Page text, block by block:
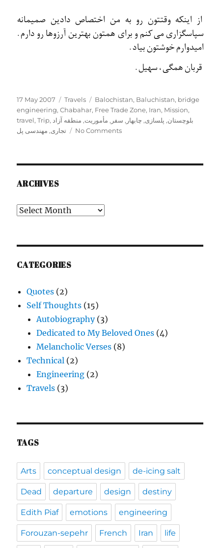
از اينکه وقتتون رو به من اختصاص دادين صميمانه
سپاسگزاری می کنم و برای همتون بهترين آرزوها رو دارم.
اميدوارم خوشتون بياد.
قربان همگی، سهيل.
Posted
on
17 May 2007 Categories
Travels Tags
Balochistan, Baluchistan, bridge
engineering,Chabahar, Free Trade Zone, Iran, Mission,
travel,Trip, بلوچستان, پلسازی, چابهار , سفر , مأموریت, منطقه آزاد
تجاری, مهندسی پل No Comments
ARCHIVES
Archives
CATEGORIES
Quotes (2)
Self Thoughts (15)
Autobiography(3)
Dedicated to My Beloved Ones (4)
Melancholic Verses (8)
Technical (2)
Engineering (2)
Travels (3)
TAGS
Arts conceptual design de-icing salt
Dead departure design destiny
Edith Piaf emotions engineering
Forouzan-sepehr French Iran life